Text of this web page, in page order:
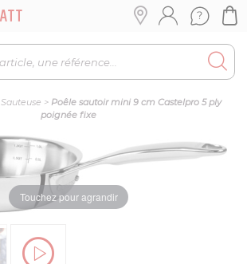
Sauteuse > Poêle sautoir mini 9 cm Castelpro 5 ply
poignée fixe
Touchez pour agrandir